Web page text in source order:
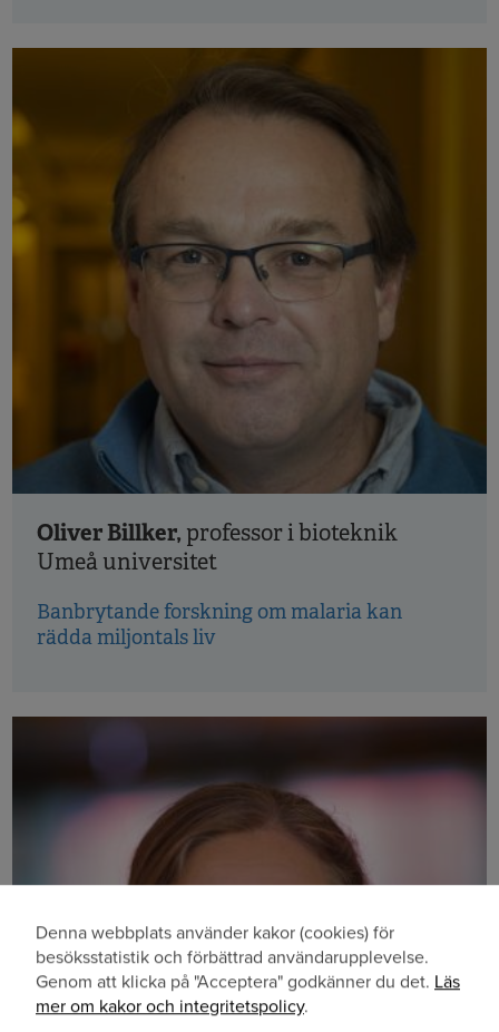
Oliver Billker, professor i bioteknik
Umeå universitet
Banbrytande forskning om malaria kan
rädda miljontals liv
Användning
av
Denna webbplats använder kakor (cookies) för
besöksstatistik och förbättrad användarupplevelse.
Genom att klicka på "Acceptera" godkänner du det. Läs
mer om kakor och integritetspolicy.